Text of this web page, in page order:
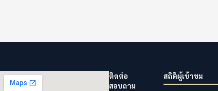
ติดต่อ
สอบถาม
สถิติผู้เข้าชม